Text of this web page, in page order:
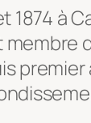
1874 à